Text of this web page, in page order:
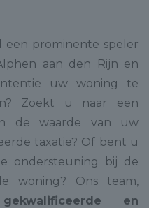
een prominente speler
aan den Rijn en
uw woning te
Zoekt u naar een
de waarde van uw
taxatie? Of bent u
ondersteuning bij de
woning? Ons team,
gekwalificeerde en